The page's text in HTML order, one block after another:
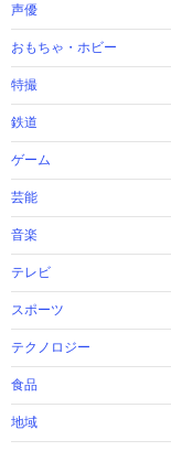
声優
おもちゃ・ホビー
特撮
鉄道
ゲーム
芸能
音楽
テレビ
スポーツ
テクノロジー
食品
地域